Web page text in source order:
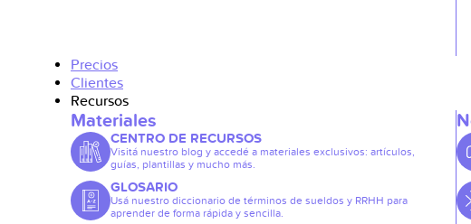
Precios
Clientes
Recursos
Materiales
CENTRO DE RECURSOS
Visitá nuestro blog y accedé a materiales exclusivos: artículos,
guías, plantillas y mucho más.
GLOSARIO
Usá nuestro diccionario de términos de sueldos y RRHH para
aprender de forma rápida y sencilla.